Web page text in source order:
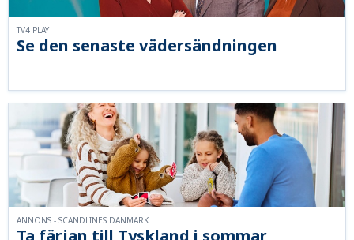
Se den senaste vädersändningen
TV4 PLAY
ANNONS - SCANDLINES DANMARK